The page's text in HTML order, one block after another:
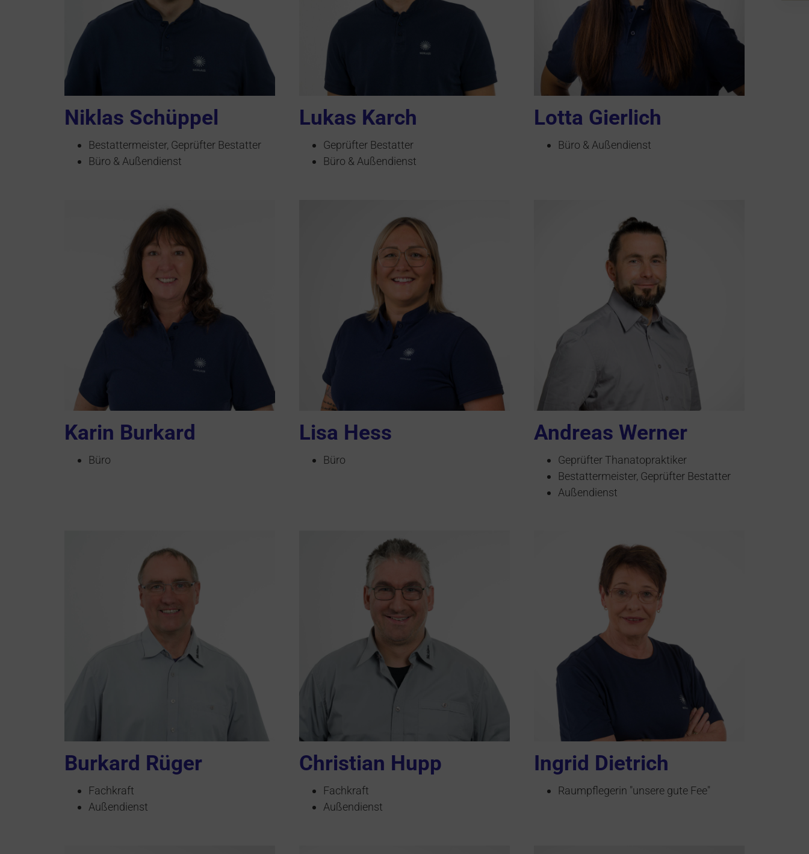
Niklas Schüppel
Bestattermeister, Geprüfter Bestatter
Büro & Außendienst
Lukas Karch
Geprüfter Bestatter
Büro & Außendienst
Lotta Gierlich
Büro & Außendienst
Karin Burkard
Büro
Lisa Hess
Büro
Andreas Werner
Geprüfter Thanatopraktiker
Bestattermeister, Geprüfter Bestatter
Außendienst
Burkard Rüger
Fachkraft
Außendienst
Christian Hupp
Fachkraft
Außendienst
Ingrid Dietrich
Raumpflegerin "unsere gute Fee"